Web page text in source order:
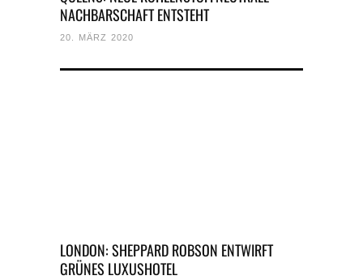
NACHBARSCHAFT ENTSTEHT
20. MÄRZ 2020
LONDON: SHEPPARD ROBSON ENTWIRFT
GRÜNES LUXUSHOTEL